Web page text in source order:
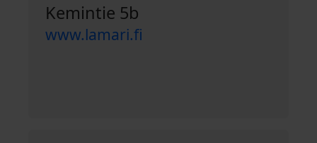
Kemintie 5b
www.lamari.fi